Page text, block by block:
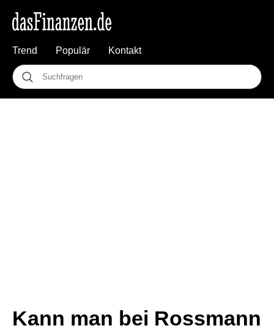
Trend Populär Kontakt
Kann man bei Rossmann